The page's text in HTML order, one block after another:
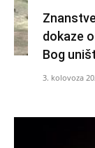
dokaze
Bog
3. kolovoza